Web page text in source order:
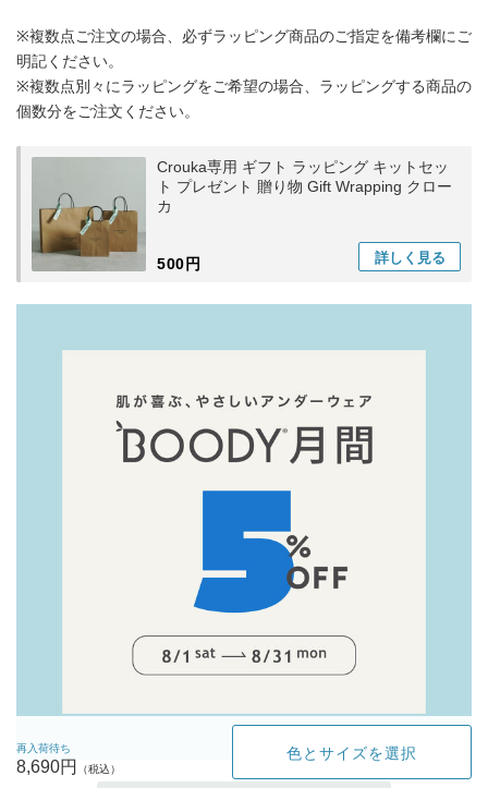
※複数点ご注文の場合、必ずラッピング商品のご指定を備考欄にご
明記ください。
※複数点別々にラッピングをご希望の場合、ラッピングする商品の
個数分をご注文ください。
Crouka専用 ギフト ラッピング キットセッ
ト プレゼント 贈り物 Gift Wrapping クロー
カ
500円 詳しく 見る
再入荷待ち
8,690円
色とサイズを選択